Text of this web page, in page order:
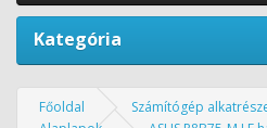
Kategória
Főoldal
Számítógép